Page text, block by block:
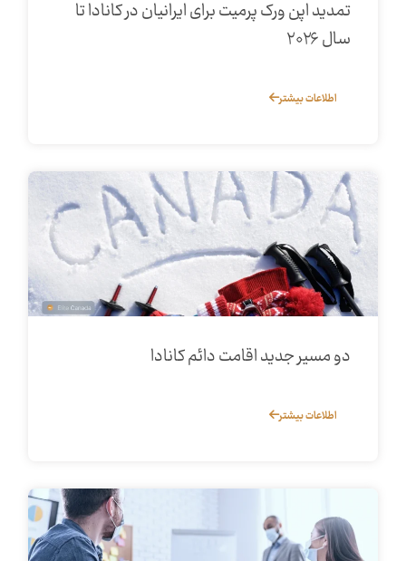
تمدید اپن ورک پرمیت برای ایرانیان در کانادا تا
سال ۲۰۲۶
اطلاعات بیشتر
دو مسیر جدید اقامت دائم کانادا
اطلاعات بیشتر